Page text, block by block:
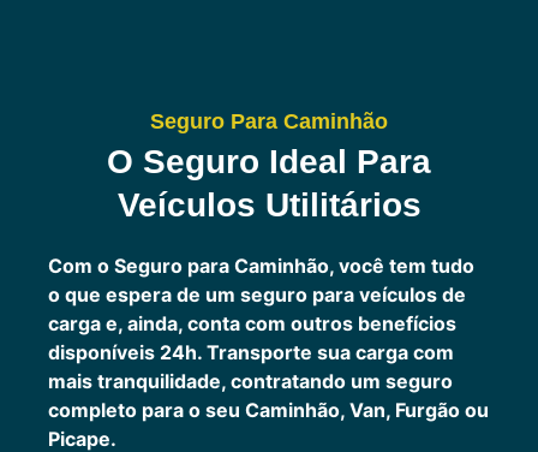
Seguro Para Caminhão
O Seguro Ideal Para
Veículos Utilitários
Com o Seguro para Caminhão, você tem tudo
o que espera de um seguro para veículos de
carga e, ainda, conta com outros benefícios
disponíveis 24h. Transporte sua carga com
mais tranquilidade, contratando um seguro
completo para o seu Caminhão, Van, Furgão ou
Picape.